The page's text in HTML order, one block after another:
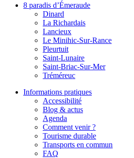
8 paradis d’Émeraude
Dinard
La Richardais
Lancieux
Le Minihic-Sur-Rance
Pleurtuit
Saint-Lunaire
Saint-Briac-Sur-Mer
Tréméreuc
Informations pratiques
Accessibilité
Blog & actus
Agenda
Comment venir ?
Tourisme durable
Transports en commun
FAQ